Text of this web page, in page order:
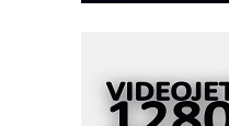
KIP KOP –
savremene
objekte